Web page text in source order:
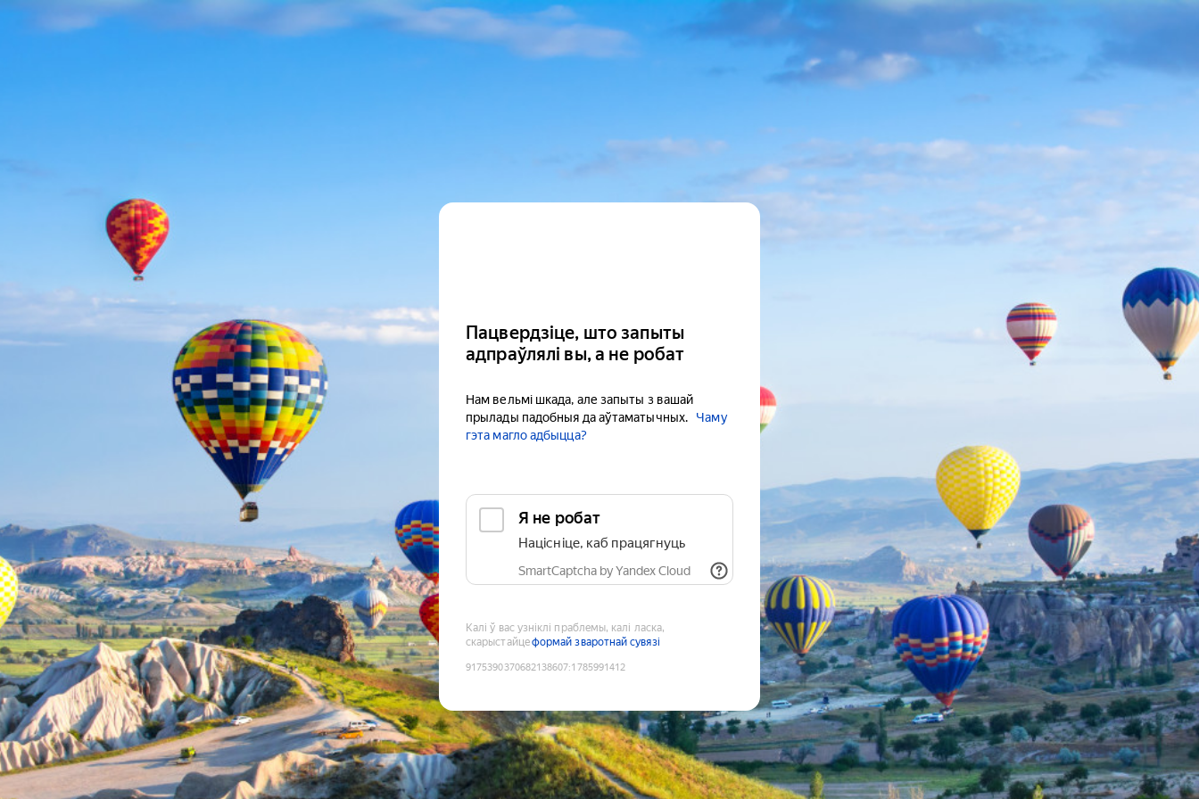
Пацвердзіце, што запыты
адпраўлялі вы, а не робат
Нам вельмі шкада, але запыты з вашай
прылады падобныя да аўтаматычных.
Чаму
гэта магло адбыцца?
Я не робат
Націсніце, каб працягнуць
SmartCaptcha by Yandex Cloud
Калі ў вас узніклі праблемы, калі ласка,
скарыстайцеформай зваротнай сувязі
9175390370682138607:1785991412